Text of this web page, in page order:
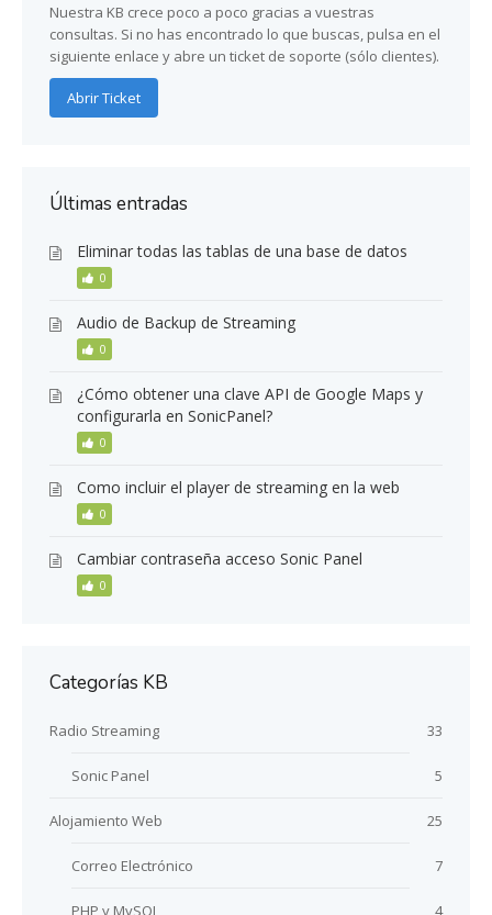
Nuestra KB crece poco a poco gracias a vuestras
consultas. Si no has encontrado lo que buscas, pulsa en el
siguiente enlace y abre un ticket de soporte (sólo clientes).
Abrir Ticket
Últimas entradas
Eliminar todas las tablas de una base de datos
0
Audio de Backup de Streaming
0
¿Cómo obtener una clave API de Google Maps y
configurarla en SonicPanel?
0
Como incluir el player de streaming en la web
0
Cambiar contraseña acceso Sonic Panel
0
Categorías KB
Radio Streaming 33
Sonic Panel 5
Alojamiento Web 25
Correo Electrónico 7
PHP y MySQL 4